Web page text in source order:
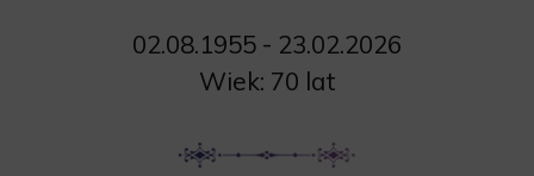
02.08.1955 - 23.02.2026
Wiek: 70 lat